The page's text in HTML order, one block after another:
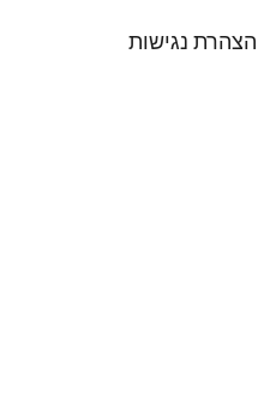
הצהרת נגישות